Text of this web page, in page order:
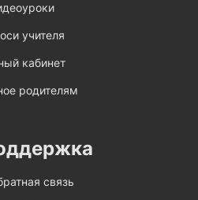
учителя
кабинет
родителям
связь